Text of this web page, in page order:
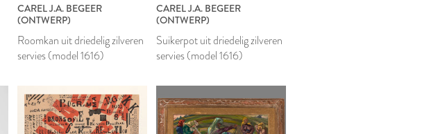
CAREL J.A. BEGEER
(ONTWERP)
Roomkan uit driedelig zilveren
servies (model 1616)
CAREL J.A. BEGEER
(ONTWERP)
Suikerpot uit driedelig zilveren
servies (model 1616)